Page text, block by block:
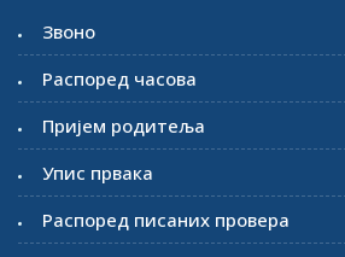
Звоно
Распоред часова
Пријем родитеља
Упис првака
Распоред писаних провера